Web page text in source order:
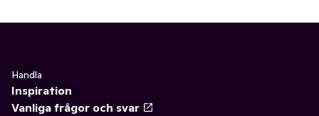
Handla
Inspiration
Vanliga frågor och svar